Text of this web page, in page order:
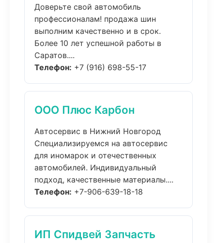
Доверьте свой автомобиль
профессионалам! продажа шин
выполним качественно и в срок.
Более 10 лет успешной работы в
Саратов....
Телефон: +7 (916) 698-55-17
ООО Плюс Карбон
Автосервис в Нижний Новгород
Специализируемся на автосервис
для иномарок и отечественных
автомобилей. Индивидуальный
подход, качественные материалы....
Телефон: +7-906-639-18-18
ИП Спидвей Запчасть